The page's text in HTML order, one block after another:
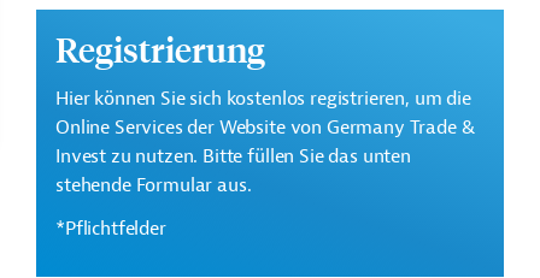
Registrierung
Hier können Sie sich kostenlos registrieren, um die
Online Services der Website von Germany Trade &
Invest zu nutzen. Bitte füllen Sie das unten
stehende Formular aus.
*Pflichtfelder